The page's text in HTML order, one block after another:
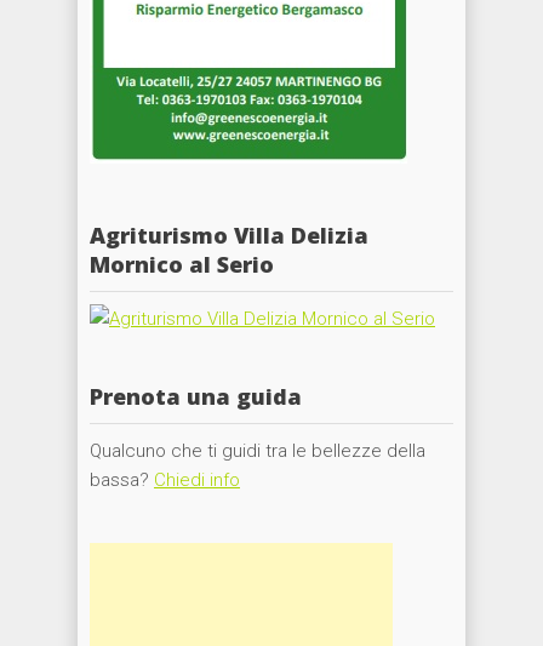
Agriturismo Villa Delizia
Mornico al Serio
Prenota una guida
Qualcuno che ti guidi tra le bellezze della
bassa? Chiedi info